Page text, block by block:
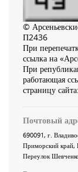
©
П2436
При
ссылка на
При
работающая
страницу сайта:
Почтовый
690091, г.
Приморский край,
Переулок